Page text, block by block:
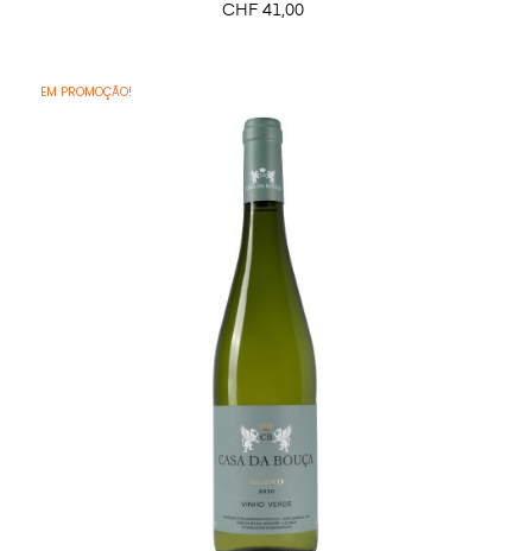
Preço
CHF 41,00
EM PROMOÇÃO!